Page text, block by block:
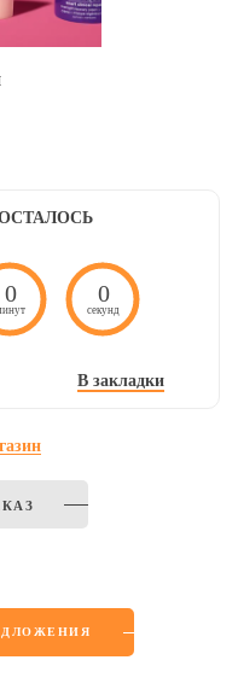
0 0
секунд
В закладки